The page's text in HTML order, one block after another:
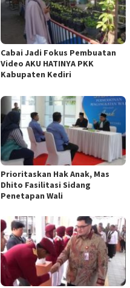
Cabai Jadi Fokus Pembuatan
Video AKU HATINYA PKK
Kabupaten Kediri
Prioritaskan Hak Anak, Mas
Dhito Fasilitasi Sidang
Penetapan Wali